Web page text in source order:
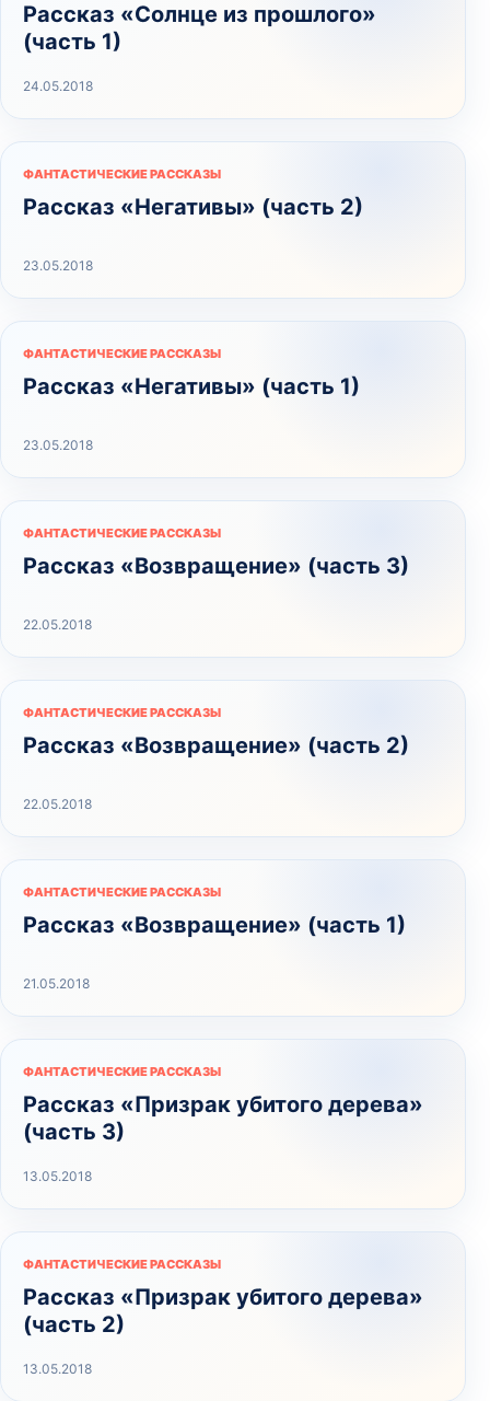
Рассказ «Солнце из прошлого»
(часть 1)
24.05.2018
ФАНТАСТИЧЕСКИЕ РАССКАЗЫ
Рассказ «Негативы» (часть 2)
23.05.2018
ФАНТАСТИЧЕСКИЕ РАССКАЗЫ
Рассказ «Негативы» (часть 1)
23.05.2018
ФАНТАСТИЧЕСКИЕ РАССКАЗЫ
Рассказ «Возвращение» (часть 3)
22.05.2018
ФАНТАСТИЧЕСКИЕ РАССКАЗЫ
Рассказ «Возвращение» (часть 2)
22.05.2018
ФАНТАСТИЧЕСКИЕ РАССКАЗЫ
Рассказ «Возвращение» (часть 1)
21.05.2018
ФАНТАСТИЧЕСКИЕ РАССКАЗЫ
Рассказ «Призрак убитого дерева»
(часть 3)
13.05.2018
ФАНТАСТИЧЕСКИЕ РАССКАЗЫ
Рассказ «Призрак убитого дерева»
(часть 2)
13.05.2018